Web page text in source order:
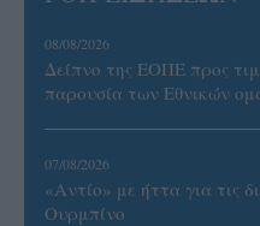
08/08/2026
Δείπνο της ΕΟΠΕ προς
παρουσία των Εθνικών
07/08/2026
«Αντίο» με ήττα για τις
Ουρμπίνο